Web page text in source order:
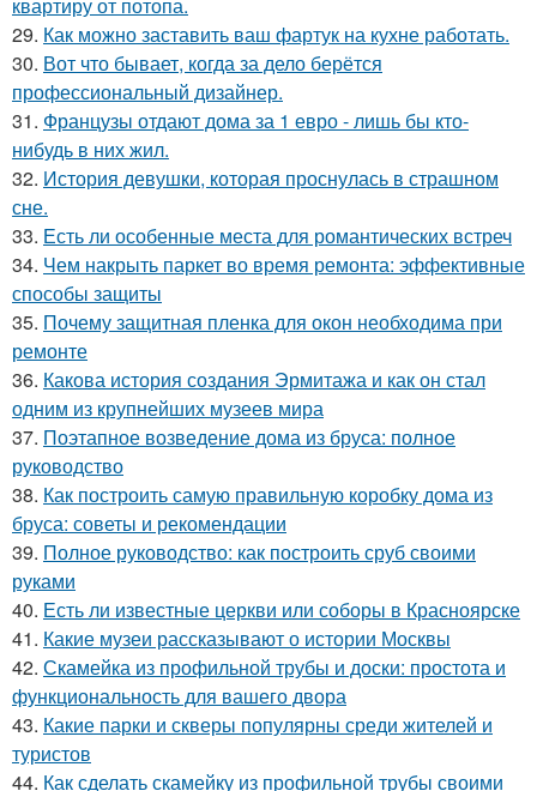
квартиру от потопа.
29. Как можно заставить ваш фартук на кухне работать.
30. Вот что бывает, когда за дело берётся
профессиональный дизайнер.
31. Французы отдают дома за 1 евро - лишь бы кто-
нибудь в них жил.
32. История девушки, которая проснулась в страшном
сне.
33. Есть ли особенные места для романтических встреч
34. Чем накрыть паркет во время ремонта: эффективные
способы защиты
35. Почему защитная пленка для окон необходима при
ремонте
36. Какова история создания Эрмитажа и как он стал
одним из крупнейших музеев мира
37. Поэтапное возведение дома из бруса: полное
руководство
38. Как построить самую правильную коробку дома из
бруса: советы и рекомендации
39. Полное руководство: как построить сруб своими
руками
40. Есть ли известные церкви или соборы в Красноярске
41. Какие музеи рассказывают о истории Москвы
42. Скамейка из профильной трубы и доски: простота и
функциональность для вашего двора
43. Какие парки и скверы популярны среди жителей и
туристов
44. Как сделать скамейку из профильной трубы своими